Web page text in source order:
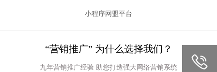
小程序网盟平台
“营销推广” 为什么选择我们？
九年营销推广经验 助您打造强大网络营销系统